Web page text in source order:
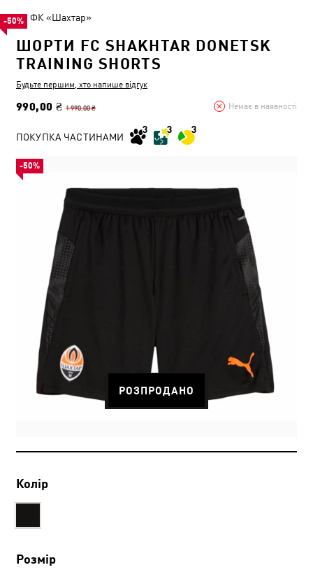
ФК «Шахтар»
ШОРТИ FC SHAKHTAR DONETSK
TRAINING SHORTS
Будьте першим, хто напише відгук
990,00 ₴ 1 990,00 ₴ Немає в наявності
-50%
ПОКУПКА ЧАСТИНАМИ
РОЗПРОДАНО
Колір
Розмір
-50%